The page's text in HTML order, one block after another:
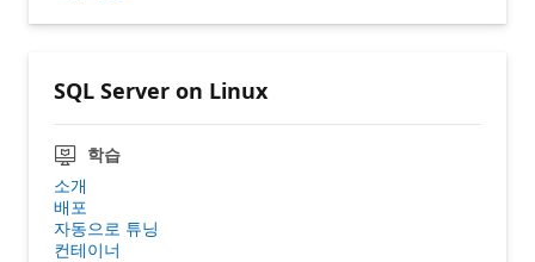
SQL Server on Linux
학습
소개
배포
자동으로 튜닝
컨테이너